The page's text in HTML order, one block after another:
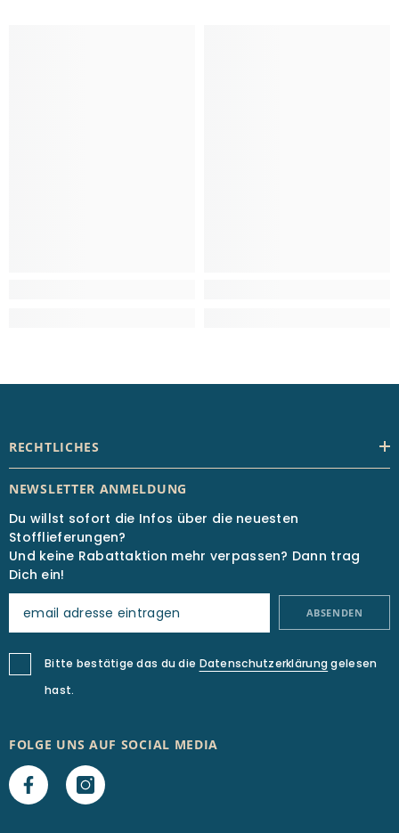
RECHTLICHES
NEWSLETTER ANMELDUNG
Du willst sofort die Infos über die neuesten
Stofflieferungen?
Und keine Rabattaktion mehr verpassen? Dann trag
Dich ein!
ABSENDEN
Bitte bestätige das du die Datenschutzerklärung gelesen
hast.
FOLGE UNS AUF SOCIAL MEDIA